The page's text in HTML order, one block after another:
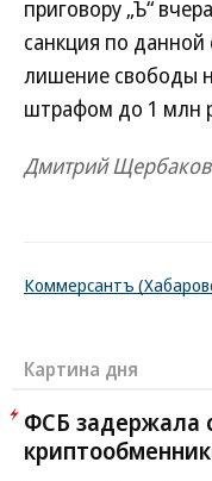
приговору „Ъ“
санкция по данной
лишение свободы
штрафом до 1 млн
Дмитрий Щербаков
Коммерсантъ
Картина дня
ФСБ задержала